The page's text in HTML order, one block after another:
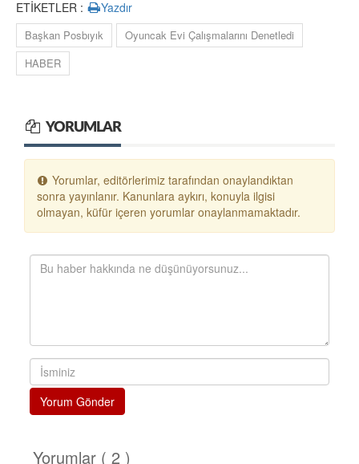
ETİKETLER : Yazdır
Başkan Posbıyık
Oyuncak Evi Çalışmalarını Denetledi
HABER
YORUMLAR
Yorumlar, editörlerimiz tarafından onaylandıktan
sonra yayınlanır. Kanunlara aykırı, konuyla ilgisi
olmayan, küfür içeren yorumlar onaylanmamaktadır.
Yorum Gönder
Yorumlar ( 2 )